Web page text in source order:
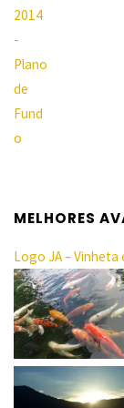
MELHORES
Logo JA – Vinheta